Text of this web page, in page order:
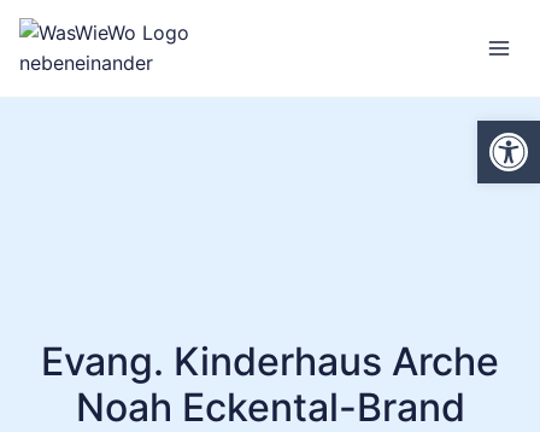
Zum
Inhalt
springen
Evang. Kinderhaus Arche
Noah Eckental-Brand